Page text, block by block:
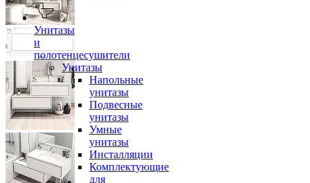
Унитазы
и
полотенцесушители
Унитазы
Напольные
унитазы
Подвесные
унитазы
Умные
унитазы
Инсталляции
Комплектующие
для